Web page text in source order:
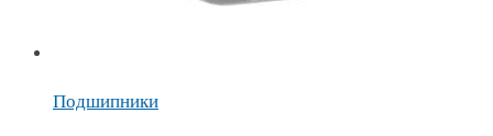
Подшипники